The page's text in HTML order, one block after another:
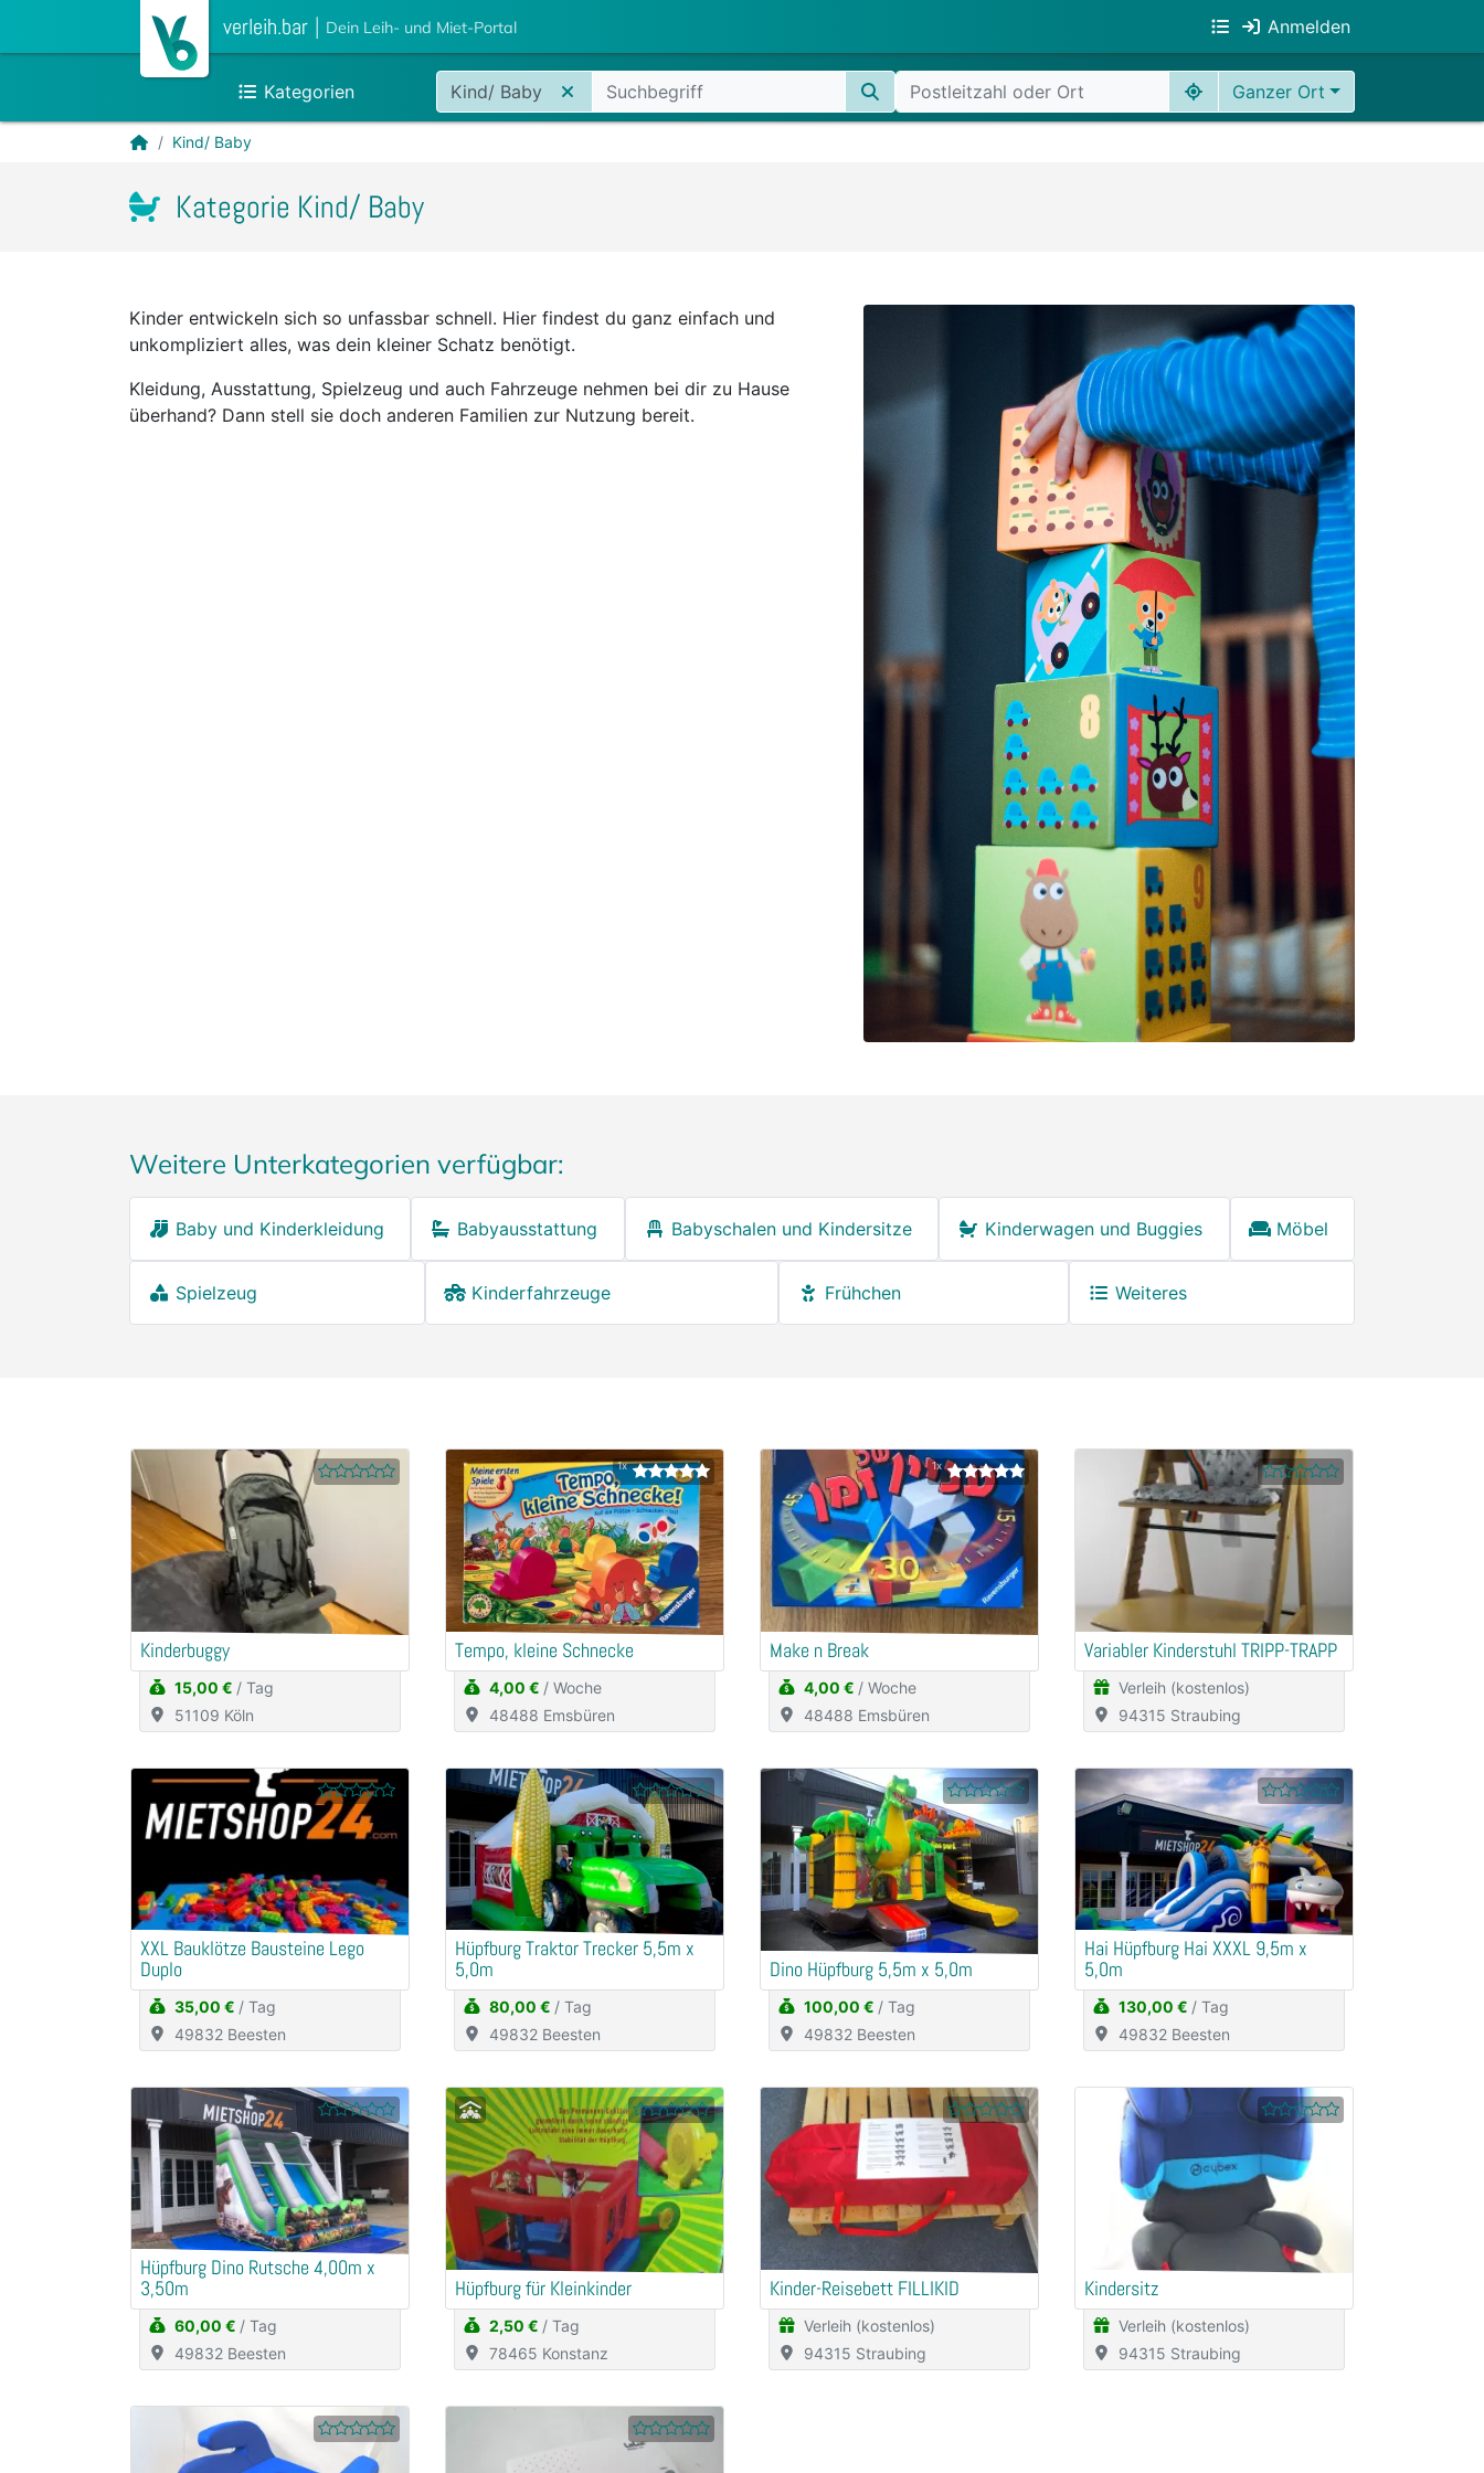
verleih.bar | Dein Leih- und Miet-Portal Anmelden
Kategorien Kind/ Baby Ganzer Ort
Kind/ Baby
Kategorie Kind/ Baby
Kinder entwickeln sich so unfassbar schnell. Hier findest du ganz einfach und
unkompliziert alles, was dein kleiner Schatz benötigt.
Kleidung, Ausstattung, Spielzeug und auch Fahrzeuge nehmen bei dir zu Hause
überhand? Dann stell sie doch anderen Familien zur Nutzung bereit.
Weitere Unterkategorien verfügbar:
Baby und Kinderkleidung Babyausstattung Babyschalen und Kindersitze Kinderwagen und Buggies Möbel
Spielzeug Kinderfahrzeuge Frühchen Weiteres
Kinderbuggy
15,00 € / Tag
51109 Köln
1x
Tempo, kleine Schnecke
4,00 € / Woche
48488 Emsbüren
1x
Make n Break
4,00 € / Woche
48488 Emsbüren
Variabler Kinderstuhl TRIPP-TRAPP
Verleih (kostenlos)
94315 Straubing
XXL Bauklötze Bausteine Lego
Duplo
35,00 € / Tag
49832 Beesten
Hüpfburg Traktor Trecker 5,5m x
5,0m
80,00 € / Tag
49832 Beesten
Dino Hüpfburg 5,5m x 5,0m
100,00 € / Tag
49832 Beesten
Hai Hüpfburg Hai XXXL 9,5m x
5,0m
130,00 € / Tag
49832 Beesten
Hüpfburg Dino Rutsche 4,00m x
3,50m
60,00 € / Tag
49832 Beesten
Hüpfburg für Kleinkinder
2,50 € / Tag
78465 Konstanz
Kinder-Reisebett FILLIKID
Verleih (kostenlos)
94315 Straubing
Kindersitz
Verleih (kostenlos)
94315 Straubing